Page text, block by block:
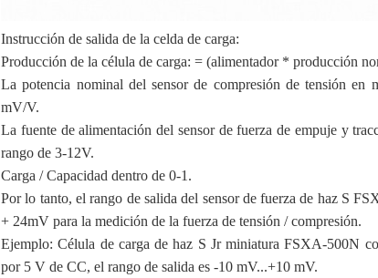
Instrucción de salida de la celda de carga:
Producción de la célula de carga: = (alimentador * producción
La potencia nominal del sensor de compresión de tensión en
mV/V.
La fuente de alimentación del sensor de fuerza de empuje y
rango de 3-12V.
Carga / Capacidad dentro de 0-1.
Por lo tanto, el rango de salida del sensor de fuerza de haz S
+ 24mV para la medición de la fuerza de tensión / compresión.
Ejemplo: Célula de carga de haz S Jr miniatura FSXA-500N
por 5 V de CC, el rango de salida es -10 mV...+10 mV.